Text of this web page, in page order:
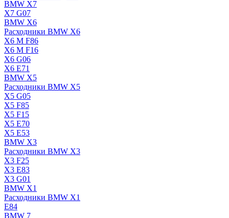
BMW X7
X7 G07
BMW X6
Расходники BMW X6
X6 M F86
X6 M F16
X6 G06
X6 E71
BMW X5
Расходники BMW X5
X5 G05
X5 F85
X5 F15
X5 E70
X5 E53
BMW X3
Расходники BMW X3
X3 F25
X3 E83
X3 G01
BMW X1
Расходники BMW X1
E84
BMW 7